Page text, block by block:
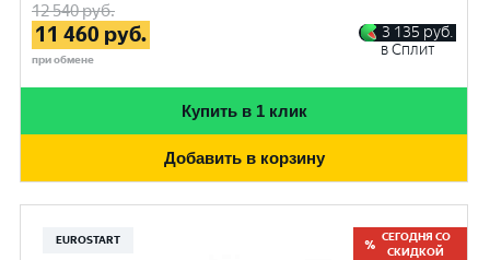
12 540руб.
11 460 руб.
при обмене
3 135 руб.
в Сплит
Купить в 1 клик
Добавить в корзину
EUROSTART
СЕГОДНЯ СО
СКИДКОЙ